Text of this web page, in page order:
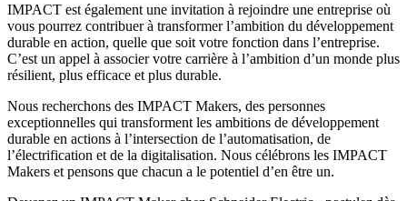
IMPACT est également une invitation à rejoindre une entreprise où
vous pourrez contribuer à transformer l’ambition du développement
durable en action, quelle que soit votre fonction dans l’entreprise.
C’est un appel à associer votre carrière à l’ambition d’un monde plus
résilient, plus efficace et plus durable.
Nous recherchons des IMPACT Makers, des personnes
exceptionnelles qui transforment les ambitions de développement
durable en actions à l’intersection de l’automatisation, de
l’électrification et de la digitalisation. Nous célébrons les IMPACT
Makers et pensons que chacun a le potentiel d’en être un.